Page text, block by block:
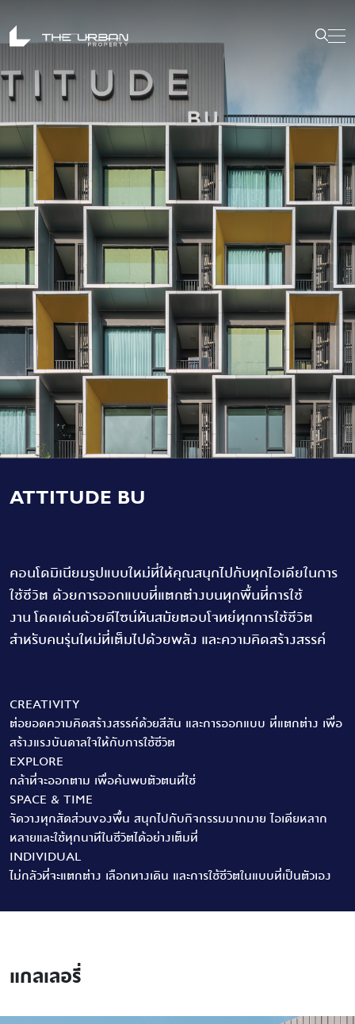
ATTITUDE BU
คอนโดมิเนียมรูปแบบใหม่ที่ให้คุณสนุกไปกับทุกไอเดียในการ
ใช้ชีวิต ด้วยการออกแบบที่แตกต่างบนทุกพื้นที่การใช้
งาน โดดเด่นด้วยดีไซน์ทันสมัยตอบโจทย์ทุกการใช้ชีวิต
สำหรับคนรุ่นใหม่ที่เต็มไปด้วยพลัง และความคิดสร้างสรรค์
CREATIVITY
ต่อยอดความคิดสร้างสรรค์ด้วยสีสัน และการออกแบบ ที่แตกต่าง เพื่อ
สร้างแรงบันดาลใจให้กับการใช้ชีวิต
EXPLORE
กล้าที่จะออกตาม เพื่อค้นพบตัวตนที่ใช่
SPACE & TIME
จัดวางทุกสัดส่วนของพื้น สนุกไปกับกิจกรรมมากมาย ไอเดียหลาก
หลายและใช้ทุกนาทีในชีวิตได้อย่างเต็มที่
INDIVIDUAL
ไม่กลัวที่จะแตกต่าง เลือกทางเดิน และการใช้ชีวิตในแบบที่เป็นตัวเอง
แกลเลอรี่